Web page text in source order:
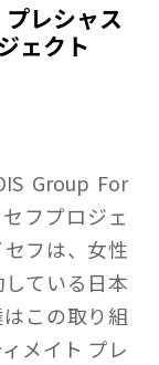
レシャス
ェクト
Group For
フプロジェ
フは、女性
ている日本
この取り組
メイト プレ